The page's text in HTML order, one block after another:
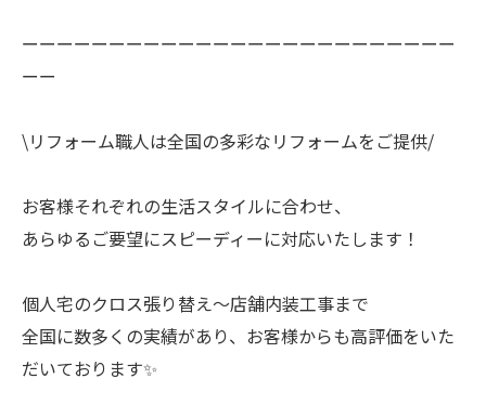
ーーーーーーーーーーーーーーーーーーーーーーーーー
ーー
\リフォーム職人は全国の多彩なリフォームをご提供/
お客様それぞれの生活スタイルに合わせ、
あらゆるご要望にスピーディーに対応いたします！
個人宅のクロス張り替え〜店舗内装工事まで
全国に数多くの実績があり、お客様からも高評価をいた
だいております✨